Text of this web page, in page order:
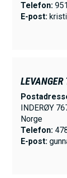
Telefon:
E-post:
INDERØY
Norge
Telefon:
E-post: